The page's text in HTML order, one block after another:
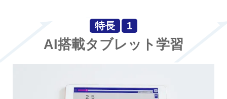
特長 1
AI搭載タブレット学習